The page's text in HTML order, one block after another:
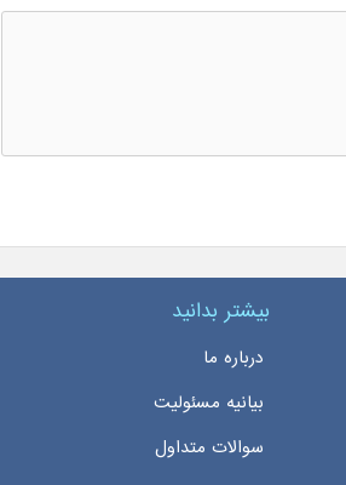
بیشتر بدانید
درباره ما
بیانیه مسئولیت
سوالات متداول